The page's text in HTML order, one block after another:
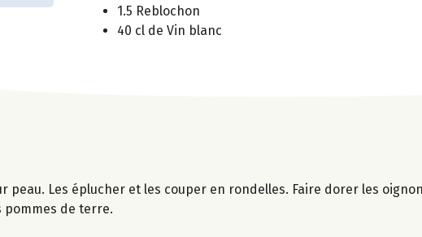
1.5 Reblochon
40 cl de Vin blanc
peau. Les éplucher et les couper en rondelles. Faire dorer les
pommes de terre.